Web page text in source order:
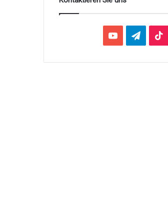
YouTube